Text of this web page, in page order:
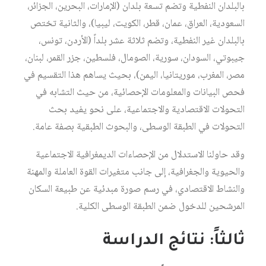
بالبلدان النفطية وتضم تسعة بلدان (الإمارات، البحرين، الجزائر،
السعودية، العراق، عمان، قطر، الكويت، ليبيا)، والثانية تختص
بالبلدان غير النفطية، وتضم ثلاثة عشر بلداً (الأردن، تونس،
جيبوتي، السودان، سورية، الصومال، فلسطين، جزر القمر، لبنان،
مصر، المغرب، موريتانيا، اليمن)، بحيث يساهم هذا التقسيم في
فحص البيانات والمعلومات الإحصائية، من حيث التشابه في
التحولات الاقتصادية والاجتماعية، على نحو يفيد بحث
التحولات في الطبقة الوسطى، والبحوث الطبقية بصفة عامة.
وقد حاولنا الاستدلال من الإحصاءات الديمغرافية الاجتماعية
والحيوية والجغرافية، إلى جانب متغيرات القوة العاملة والمهنة
والنشاط الاقتصادي، في رسم صورة مبدئية عن طبيعة السكان
المرشحين للدخول ضمن الطبقة الوسطى الكلية.
ثالثاً: نتائج الدراسة